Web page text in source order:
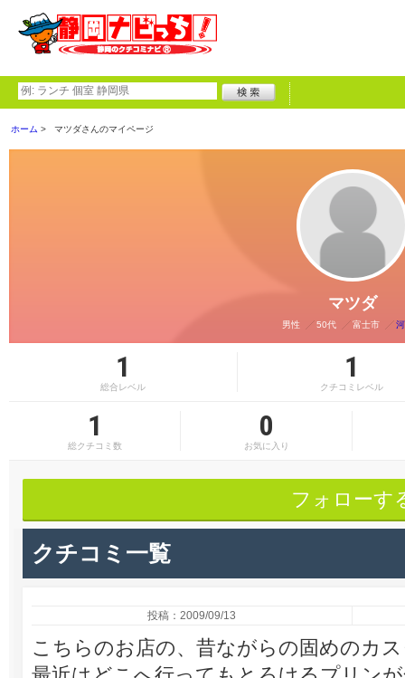
ホーム マツダさんのマイページ
マツダ
男性 50代 富士市
1
総合レベル
1
クチコミレベル
1
総クチコミ数
0
お気に入り
フォローす
クチコミ一覧
投稿：2009/09/13
こちらのお店の、昔ながらの固めのカ